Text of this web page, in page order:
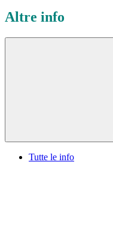
Altre info
Tutte le info